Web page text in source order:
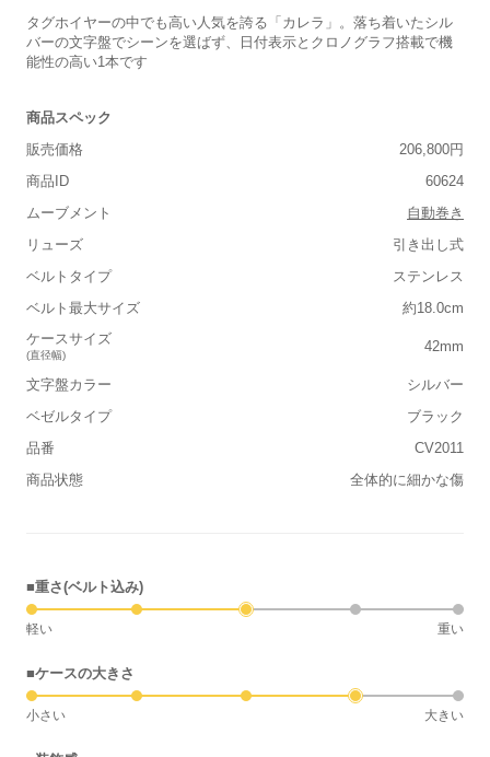
タグホイヤーの中でも高い人気を誇る「カレラ」。落ち着いたシル
バーの文字盤でシーンを選ばず、日付表示とクロノグラフ搭載で機
能性の高い1本です
商品スペック
販売価格
206,800円
商品ID
60624
ムーブメント
自動巻き
リューズ
引き出し式
ベルトタイプ
ステンレス
ベルト最大サイズ
約18.0cm
ケースサイズ
(直径幅)
42mm
文字盤カラー
シルバー
ベゼルタイプ
ブラック
品番
CV2011
商品状態
全体的に細かな傷
■重さ(ベルト込み)
軽い 重い
■ケースの大きさ
小さい 大きい